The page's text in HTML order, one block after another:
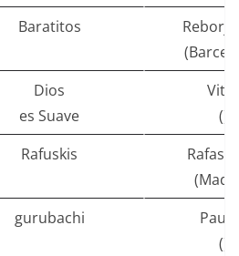
Baratitos
Dios
es Suave
()
Rafuskis
gurubachi
()